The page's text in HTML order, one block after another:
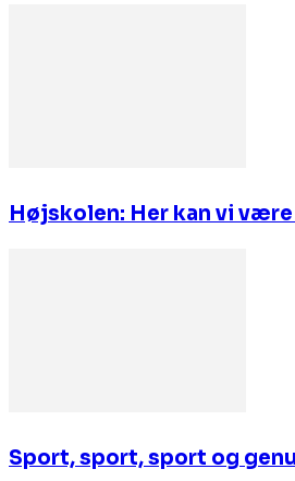
Højskolen: Her kan vi
Sport, sport, sport og